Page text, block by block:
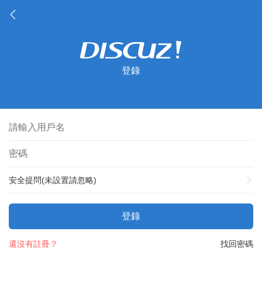
登錄
安全提問(未設置請忽略)
登錄
找回密碼
還沒有註冊？